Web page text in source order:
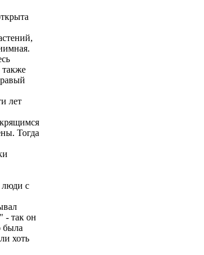
также
лет
Тогда
люди с
- так он
была
хоть